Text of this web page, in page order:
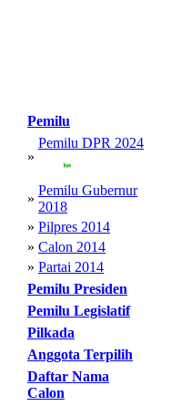
Pemilu
»
Pemilu DPR 2024
»
Pemilu Gubernur
2018
» Pilpres 2014
» Calon 2014
» Partai 2014
Pemilu Presiden
Pemilu Legislatif
Pilkada
Anggota Terpilih
Daftar Nama
Calon